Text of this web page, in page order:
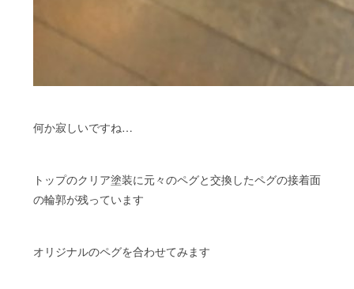
何か寂しいですね…
トップのクリア塗装に元々のペグと交換したペグの接着面
の輪郭が残っています
オリジナルのペグを合わせてみます